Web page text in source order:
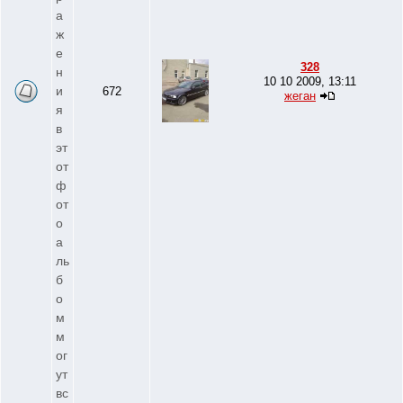
а
ж
е
н
и
я
в
эт
от
ф
от
о
а
ль
б
о
м
м
ог
ут
вс
672
328
10 10 2009, 13:11
жеган